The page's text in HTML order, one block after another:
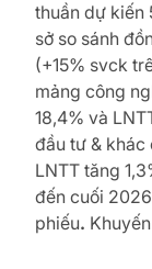
thuần dự kiến
sở so sánh
(+15% svck
mảng công
18,4% và
đầu tư & khác
LNTT tăng
đến cuối
phiếu.